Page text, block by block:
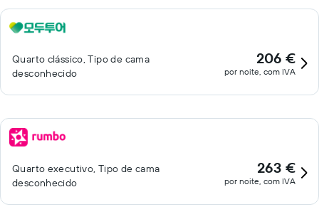
Quarto clássico, Tipo de cama
desconhecido
206 €
por noite, com IVA
Quarto executivo, Tipo de cama
desconhecido
263 €
por noite, com IVA